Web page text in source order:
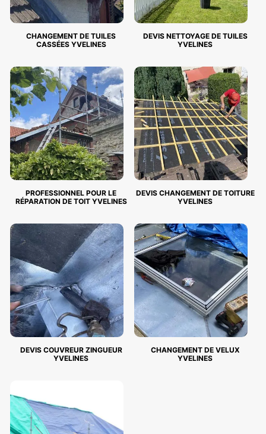
CHANGEMENT DE TUILES
CASSÉES YVELINES
DEVIS NETTOYAGE DE TUILES
YVELINES
PROFESSIONNEL POUR LE
RÉPARATION DE TOIT YVELINES
DEVIS CHANGEMENT DE TOITURE
YVELINES
DEVIS COUVREUR ZINGUEUR
YVELINES
CHANGEMENT DE VELUX
YVELINES